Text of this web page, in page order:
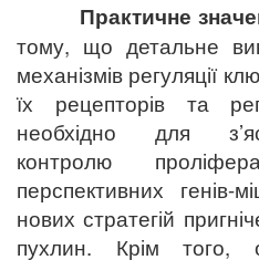
Практичне
тому, що детальне
механізмів регуляції
їх рецепторів та
необхідно для
контролю
перспективних генів-
нових стратегій
пухлин. Крім того,